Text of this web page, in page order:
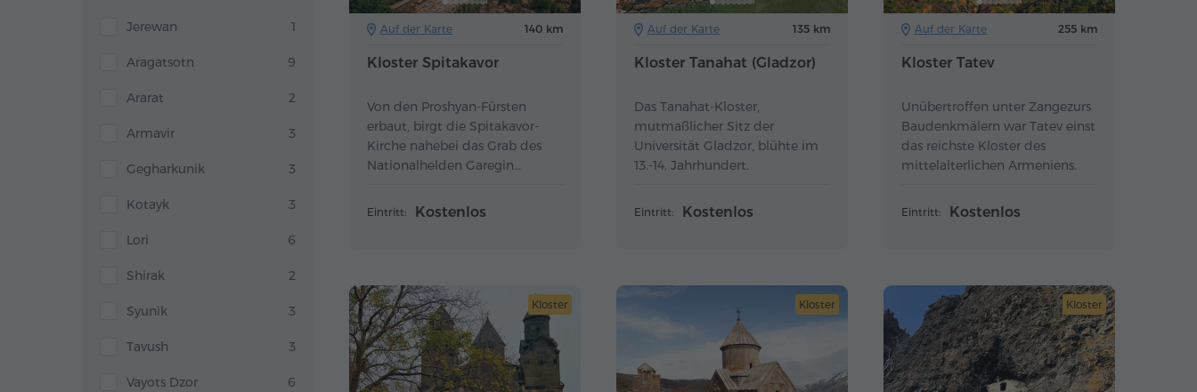
Jerewan 1
Aragatsotn 9
Ararat 2
Armavir 3
Gegharkunik 3
Kotayk 3
Lori 6
Shirak 2
Syunik 3
Tavush 3
Vayots Dzor 6
Auf der Karte 140 km
Kloster Spitakavor
Von den Proshyan-Fürsten
erbaut, birgt die Spitakavor-
Kirche nahebei das Grab des
Nationalhelden Garegin
Eintritt: Kostenlos
Auf der Karte 135 km
Kloster Tanahat (Gladzor)
Das Tanahat-Kloster,
mutmaßlicher Sitz der
Universität Gladzor, blühte im
13.-14. Jahrhundert.
Eintritt: Kostenlos
Auf der Karte 255 km
Kloster Tatev
Unübertroffen unter Zangezurs
Baudenkmälern war Tatev einst
das reichste Kloster des
mittelalterlichen Armeniens.
Eintritt: Kostenlos
Kloster Kloster Kloster